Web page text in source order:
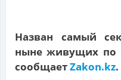
Назван самый
ныне живущих по
сообщаетZakon.kz.